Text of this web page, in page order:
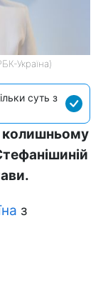
Україна)
суть з
колишньому
з